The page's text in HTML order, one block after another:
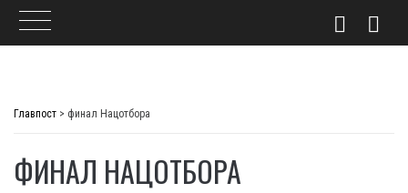
Главпост > финал Нацотбора
ФИНАЛ НАЦОТБОРА